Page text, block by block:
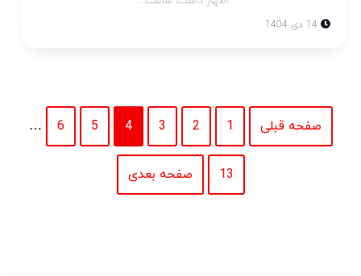
14 دی 1404
صفحه قبلی 1
2
3
4
5
6
…
13 صفحه بعدی